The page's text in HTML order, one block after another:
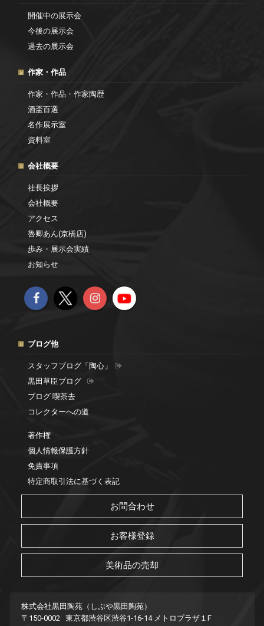
開催中の展示会
今後の展示会
過去の展示会
作家・作品
作家・作品・作家陶歴
酒盃百選
名作展示室
資料室
会社概要
社長挨拶
会社概要
アクセス
魯卿あん(京橋店)
歩み・展示会実績
お知らせ
ブログ他
スタッフブログ「陶心」
黒田草臣ブログ
ブログ 喫茶去
コレクターへの道
著作権
個人情報保護方針
免責事項
特定商取引法に基づく表記
お問合わせ
お客様登録
美術品の売却
株式会社黒田陶苑（しぶや黒田陶苑）
〒150-0002 東京都渋谷区渋谷1-16-14 メトロプラザ１F